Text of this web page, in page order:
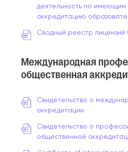
деятельность по имеющим
аккредитацию
Сводный реестр лицензий
Международная
общественная
Свидетельство о
аккредитации
Свидетельство о
общественной